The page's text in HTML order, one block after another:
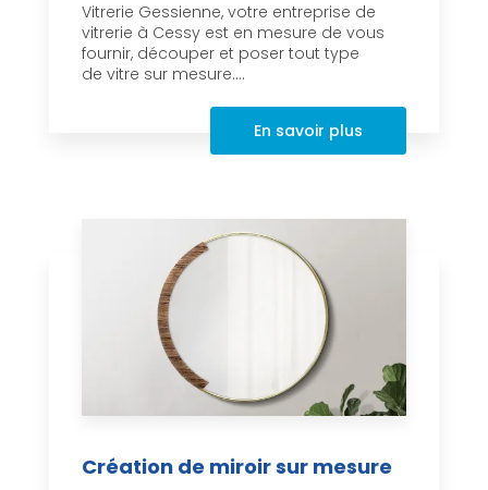
Vitrerie Gessienne, votre entreprise de
vitrerie à Cessy est en mesure de vous
fournir, découper et poser tout type
de vitre sur mesure....
En savoir plus
Création de miroir sur mesure